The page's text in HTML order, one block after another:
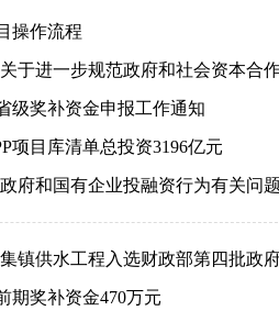
操作流程
于进一步规范政府和社会资本合
级奖补资金申报工作通知
项目库清单总投资3196亿元
府和国有企业投融资行为有关问
镇供水工程入选财政部第四批政
期奖补资金470万元